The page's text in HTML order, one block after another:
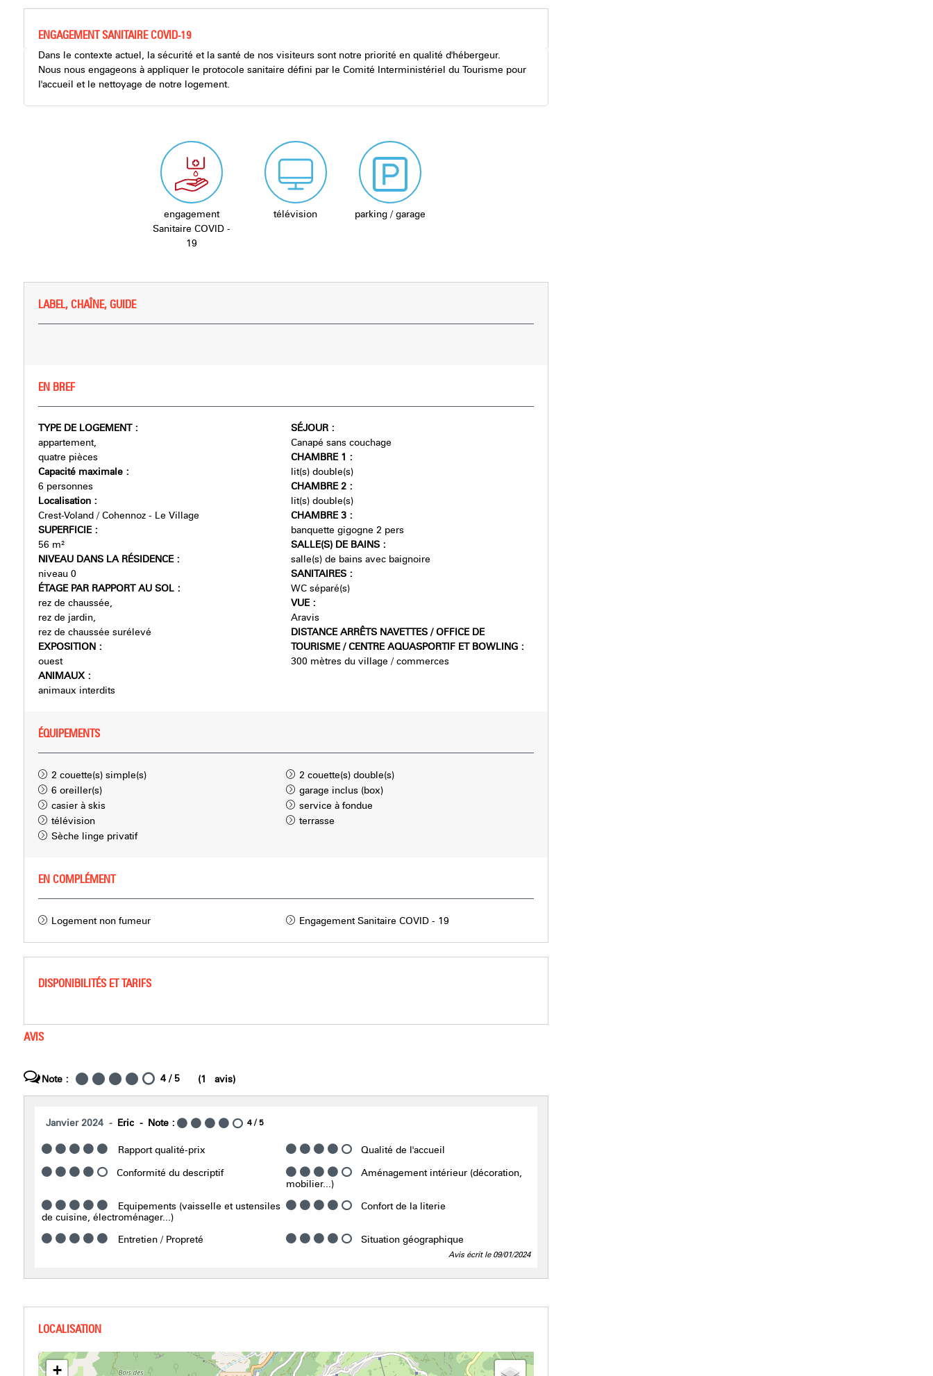
ENGAGEMENT SANITAIRE COVID-19
Dans le contexte actuel, la sécurité et la santé de nos visiteurs sont notre priorité en qualité d'hébergeur.
Nous nous engageons à appliquer le protocole sanitaire défini par le Comité Interministériel du Tourisme pour
l'accueil et le nettoyage de notre logement.
engagement
Sanitaire COVID -
19
télévision parking / garage
LABEL, CHAÎNE, GUIDE
EN BREF
TYPE DE LOGEMENT :
appartement
quatre pièces
Capacité maximale :
6 personnes
Localisation :
Crest-Voland / Cohennoz - Le Village
SUPERFICIE :
56 m²
NIVEAU DANS LA RÉSIDENCE :
niveau 0
ÉTAGE PAR RAPPORT AU SOL :
rez de chaussée
rez de jardin
rez de chaussée surélevé
EXPOSITION :
ouest
ANIMAUX :
animaux interdits
SÉJOUR :
Canapé sans couchage
CHAMBRE 1 :
lit(s) double(s)
CHAMBRE 2 :
lit(s) double(s)
CHAMBRE 3 :
banquette gigogne 2 pers
SALLE(S) DE BAINS :
salle(s) de bains avec baignoire
SANITAIRES :
WC séparé(s)
VUE :
Aravis
DISTANCE ARRÊTS NAVETTES / OFFICE DE
TOURISME / CENTRE AQUASPORTIF ET BOWLING :
300 mètres du village / commerces
ÉQUIPEMENTS
2 couette(s) simple(s) 2 couette(s) double(s)
6 oreiller(s)
garage inclus (box)
casier à skis
service à fondue
télévision
terrasse
Sèche linge privatif
EN COMPLÉMENT
Logement non fumeur Engagement Sanitaire COVID - 19
DISPONIBILITÉS ET TARIFS
AVIS
Note : 4 / 5 (1 avis)
Janvier 2024 Eric Note : 4 / 5
Rapport qualité-prix
Qualité de l'accueil
Conformité du descriptif
Aménagement intérieur (décoration,
mobilier...)
Equipements (vaisselle et ustensiles
de cuisine, électroménager...)
Confort de la literie
Entretien / Propreté Situation géographique
Avis écrit le 09/01/2024
+